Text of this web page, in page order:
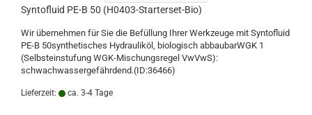
Syntofluid PE-B 50 (H0403-Starterset-Bio)
Wir übernehmen für Sie die Befüllung Ihrer Werkzeuge mit Syntofluid
PE-B 50synthetisches Hydrauliköl, biologisch abbaubarWGK 1
(Selbsteinstufung WGK-Mischungsregel VwVwS):
schwachwassergefährdend.(ID:36466)
Lieferzeit: ca. 3-4 Tage